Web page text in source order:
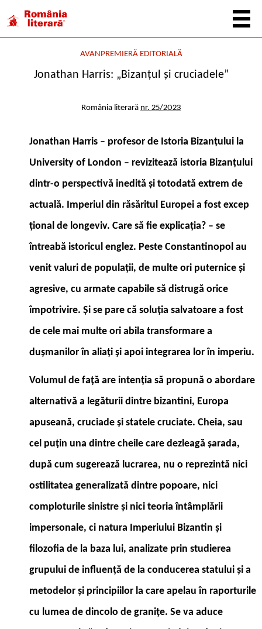
AVANPREMIERĂ EDITORIALĂ
Jonathan Harris: „Bizanțul și cruciadele”
România literară nr. 25/2023
Jonathan Harris – profesor de Istoria Bizanțului la
University of London – revizitează istoria Bizanțului
dintr-o perspectivă inedită și totodată extrem de
actuală. Imperiul din răsăritul Europei a fost excep
țional de longeviv. Care să fie explicația? – se
întreabă istoricul englez. Peste Constantinopol au
venit valuri de populații, de multe ori puternice și
agresive, cu armate capabile să distrugă orice
împotrivire. Şi se pare că soluția salvatoare a fost
de cele mai multe ori abila transformare a
dușmanilor în aliați și apoi integrarea lor în imperiu.
Volumul de față are intenția să propună o abordare
alternativă a legăturii dintre bizantini, Europa
apuseană, cruciade și statele cruciate. Cheia, sau
cel puțin una dintre cheile care dezleagă șarada,
după cum sugerează lucrarea, nu o reprezintă nici
ostilitatea generalizată dintre popoare, nici
comploturile sinistre și nici teoria întâmplării
impersonale, ci natura Imperiului Bizantin și
filozofia de la baza lui, analizate prin studierea
grupului de influență de la conducerea statului și a
metodelor și principiilor la care apelau în raporturile
cu lumea de dincolo de granițe. Se va aduce